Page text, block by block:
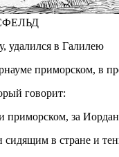
удалился в Галилею
приморском, в
говорит:
приморском, за
в стране и